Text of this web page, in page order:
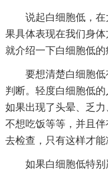
说起白细胞低，
果具体表现在我们身
就介绍一下白细胞低的
要想清楚白细胞
判断。轻度白细胞低
如果出现了头晕、乏
不想吃饭等等，并且
去检查，只有这样才能
如果白细胞低特别